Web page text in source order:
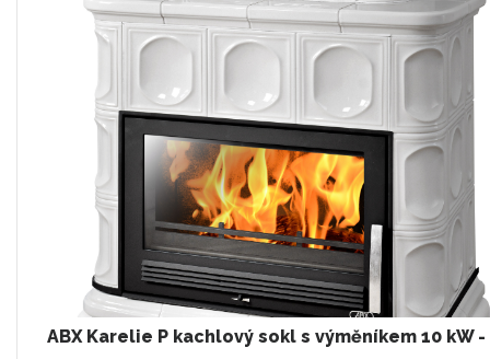
ABX Karelie P kachlový sokl s výměníkem 10 kW